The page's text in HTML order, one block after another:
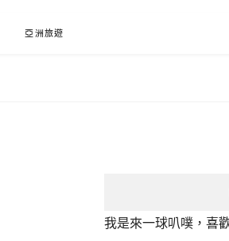
亞洲旅遊
我是來一球叭噗，喜